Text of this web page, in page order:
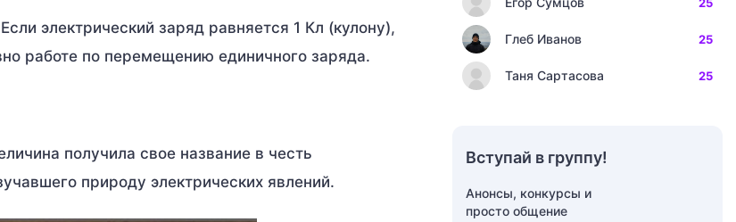
электрический заряд равняется 1 Кл (кулону),
работе по перемещению единичного заряда.
получила свое название в честь
природу электрических явлений.
Глеб Иванов 25
Таня Сартасова 25
Вступай в группу!
Анонсы, конкурсы и
просто общение